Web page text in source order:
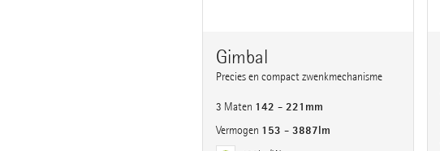
Gimbal
Precies en compact zwenkmechanisme
3 Maten 142 - 221mm
Vermogen 153 - 3887lm